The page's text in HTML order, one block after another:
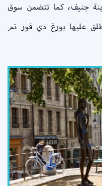
جنيف، كما تتضمن سوق
عليها بورغ دي فور تم